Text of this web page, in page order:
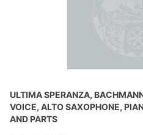
ULTIMA SPERANZA,
VOICE, ALTO SAXOPHONE,
AND PARTS